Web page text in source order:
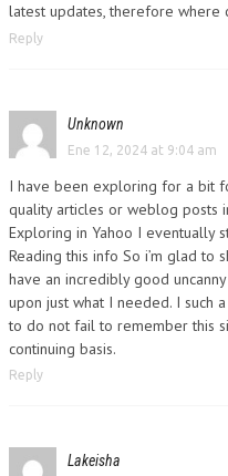
latest updates, therefore where
Reply
Unknown
Ene 12, 2024 at 9:04 am
I have been exploring for a bit
quality articles or weblog posts
Exploring in Yahoo I eventually
Reading this info So i’m glad to
have an incredibly good
upon just what I needed. I such
to do not fail to remember this
continuing basis.
Reply
Lakeisha